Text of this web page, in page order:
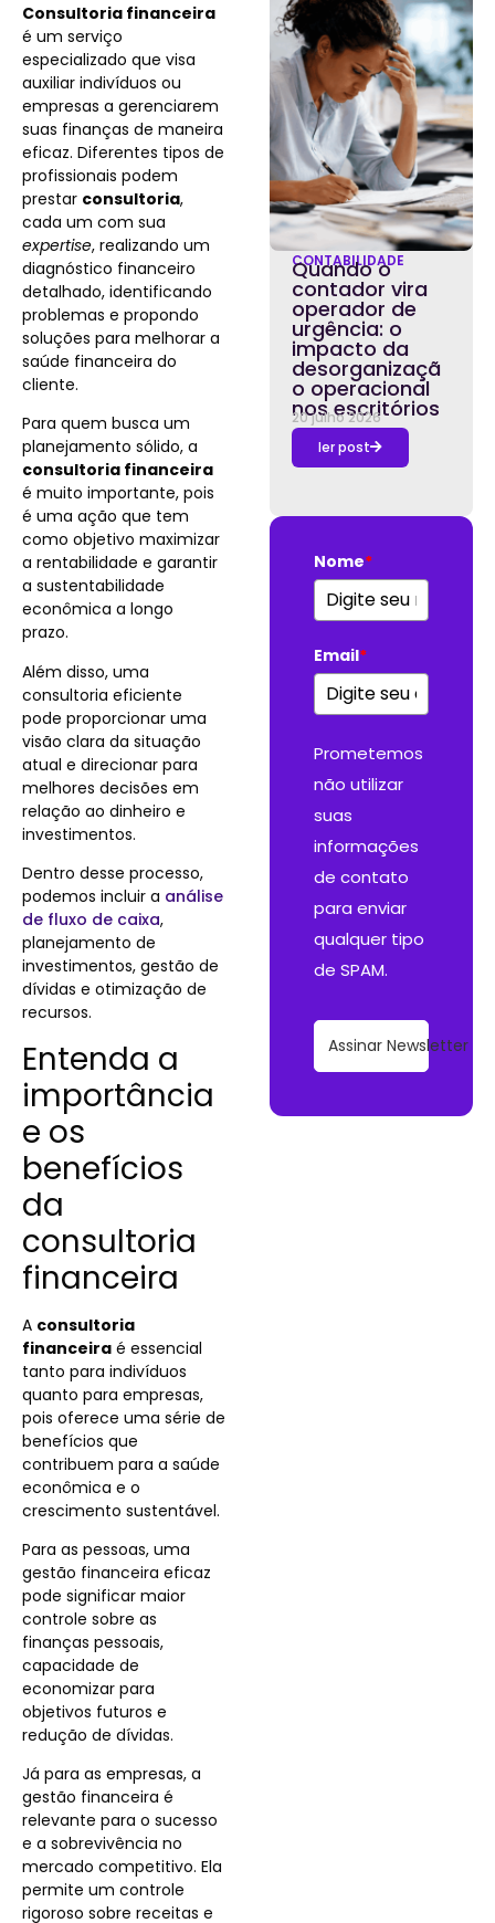
Consultoria financeira
é um serviço
especializado que visa
auxiliar indivíduos ou
empresas a gerenciarem
suas finanças de maneira
eficaz. Diferentes tipos de
profissionais podem
prestar consultoria,
cada um com sua
expertise, realizando um
diagnóstico financeiro
detalhado, identificando
problemas e propondo
soluções para melhorar a
saúde financeira do
cliente.
Para quem busca um
planejamento sólido, a
consultoria financeira
é muito importante, pois
é uma ação que tem
como objetivo maximizar
a rentabilidade e garantir
a sustentabilidade
econômica a longo
prazo.
Além disso, uma
consultoria eficiente
pode proporcionar uma
visão clara da situação
atual e direcionar para
melhores decisões em
relação ao dinheiro e
investimentos.
Dentro desse processo,
podemos incluir a análise
de fluxo de caixa,
planejamento de
investimentos, gestão de
dívidas e otimização de
recursos.
Entenda a
importância
e os
benefícios
da
consultoria
financeira
A consultoria
financeira é essencial
tanto para indivíduos
quanto para empresas,
pois oferece uma série de
benefícios que
contribuem para a saúde
econômica e o
crescimento sustentável.
Para as pessoas, uma
gestão financeira eficaz
pode significar maior
controle sobre as
finanças pessoais,
capacidade de
economizar para
objetivos futuros e
redução de dívidas.
Já para as empresas, a
gestão financeira é
relevante para o sucesso
e a sobrevivência no
mercado competitivo. Ela
permite um controle
rigoroso sobre receitas e
CONTABILIDADE
Quando o
contador vira
operador de
urgência: o
impacto da
desorganizaçã
o operacional
nos escritórios
20 julho 2026
ler post
Nome*
Email*
Prometemos
não utilizar
suas
informações
de contato
para enviar
qualquer tipo
de SPAM.
Assinar Newsletter